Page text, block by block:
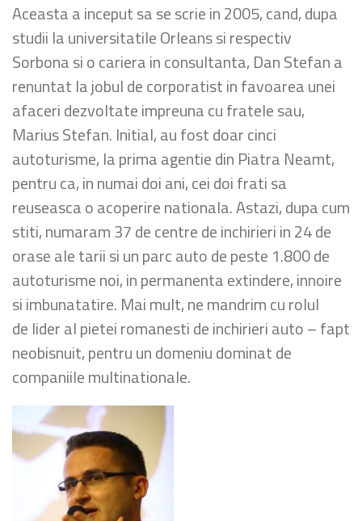
Aceasta a inceput sa se scrie in 2005, cand, dupa
studii la universitatile Orleans si respectiv
Sorbona si o cariera in consultanta, Dan Stefan a
renuntat la jobul de corporatist in favoarea unei
afaceri dezvoltate impreuna cu fratele sau,
Marius Stefan. Initial, au fost doar cinci
autoturisme, la prima agentie din Piatra Neamt,
pentru ca, in numai doi ani, cei doi frati sa
reuseasca o acoperire nationala. Astazi, dupa cum
stiti, numaram 37 de centre de inchirieri in 24 de
orase ale tarii si un parc auto de peste 1.800 de
autoturisme noi, in permanenta extindere, innoire
si imbunatatire. Mai mult, ne mandrim cu rolul
de lider al pietei romanesti de inchirieri auto – fapt
neobisnuit, pentru un domeniu dominat de
companiile multinationale.